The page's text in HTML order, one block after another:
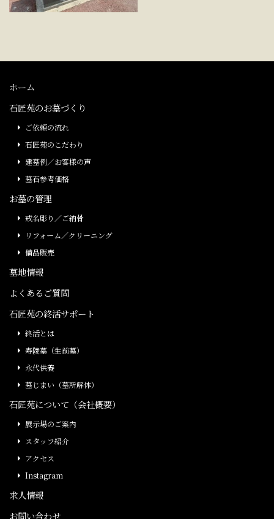
ホーム
石匠苑のお墓づくり
ご依頼の流れ
石匠苑のこだわり
建墓例／お客様の声
墓石参考価格
お墓の管理
戒名彫り／ご納骨
リフォーム／クリーニング
備品販売
墓地情報
よくあるご質問
石匠苑の終活サポート
終活とは
寿陵墓（生前墓）
永代供養
墓じまい（墓所解体）
石匠苑について（会社概要）
展示場のご案内
スタッフ紹介
アクセス
Instagram
求人情報
お問い合わせ